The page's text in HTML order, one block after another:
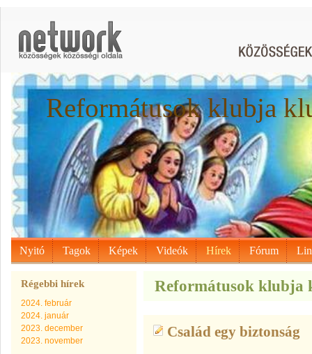
Reformátusok klubja
Nyitó Tagok Képek Videók Hírek Fórum
Régebbi hírek
2024. február
2024. január
2023. december
2023. november
Reformátusok klubja
Család egy biztonság